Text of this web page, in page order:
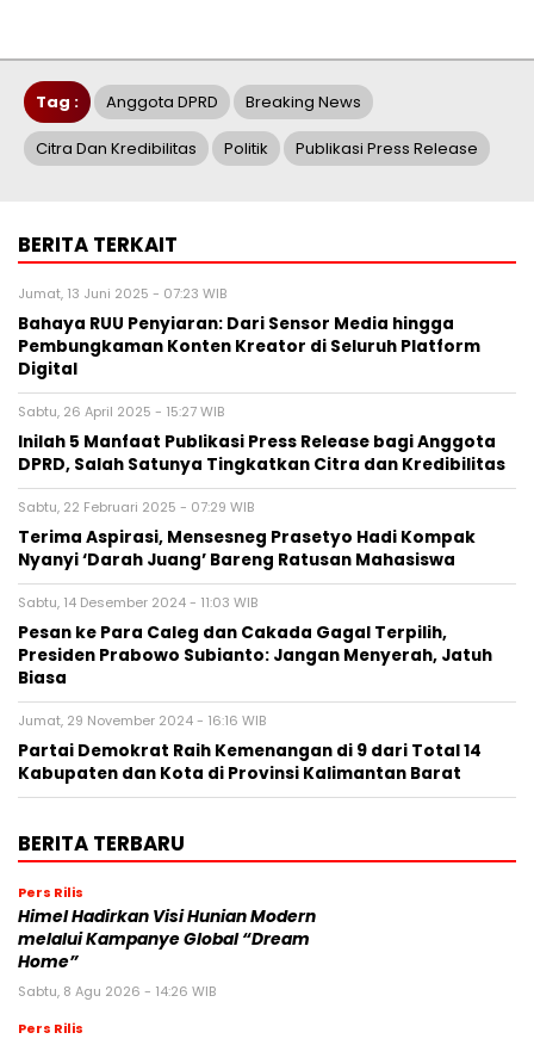
Tag : Anggota DPRD Breaking News
Citra Dan Kredibilitas Politik Publikasi Press Release
BERITA TERKAIT
Jumat, 13 Juni 2025 - 07:23 WIB
Bahaya RUU Penyiaran: Dari Sensor Media hingga
Pembungkaman Konten Kreator di Seluruh Platform
Digital
Sabtu, 26 April 2025 - 15:27 WIB
Inilah 5 Manfaat Publikasi Press Release bagi Anggota
DPRD, Salah Satunya Tingkatkan Citra dan Kredibilitas
Sabtu, 22 Februari 2025 - 07:29 WIB
Terima Aspirasi, Mensesneg Prasetyo Hadi Kompak
Nyanyi ‘Darah Juang’ Bareng Ratusan Mahasiswa
Sabtu, 14 Desember 2024 - 11:03 WIB
Pesan ke Para Caleg dan Cakada Gagal Terpilih,
Presiden Prabowo Subianto: Jangan Menyerah, Jatuh
Biasa
Jumat, 29 November 2024 - 16:16 WIB
Partai Demokrat Raih Kemenangan di 9 dari Total 14
Kabupaten dan Kota di Provinsi Kalimantan Barat
BERITA TERBARU
Pers Rilis
Himel Hadirkan Visi Hunian Modern
melalui Kampanye Global “Dream
Home”
Sabtu, 8 Agu 2026 - 14:26 WIB
Pers Rilis